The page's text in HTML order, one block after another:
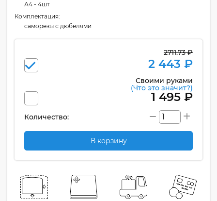
А4 - 4шт
Комплектация:
cаморезы с дюбелями
2711.73 ₽
2 443 ₽
Своими руками
(Что это значит?)
1 495 ₽
Количество:
В корзину